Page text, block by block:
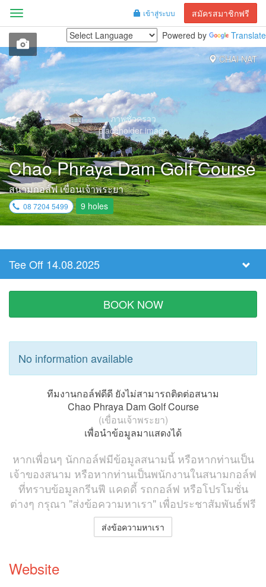
เข้าสู่ระบบ สมัครสมาชิกฟรี
Menu
Powered by
Translate
CHAI NAT
ภาพชั่วคราว
placeholder image
Chao Phraya Dam Golf Course
สนามกอล์ฟ เขื่อนเจ้าพระยา
08 7204 5499 9 holes
Select
Tee
Time
Tee Off 14.08.2025
BOOK NOW
No information available
ทีมงานกอล์ฟดีดี ยังไม่สามารถติดต่อสนาม
Chao Phraya Dam Golf Course
(เขื่อนเจ้าพระยา)
เพื่อนำข้อมูลมาแสดงได้
หากเพื่อนๆ นักกอล์ฟมีข้อมูลสนามนี้ หรือหากท่านเป็น
เจ้าของสนาม หรือหากท่านเป็นพนักงานในสนามกอล์ฟ
ที่ทราบข้อมูลกรีนฟี แคดดี้ รถกอล์ฟ หรือโปรโมชั่น
ต่างๆ กรุณา "ส่งข้อความหาเรา" เพื่อประชาสัมพันธ์ฟรี
ส่งข้อความหาเรา
Website